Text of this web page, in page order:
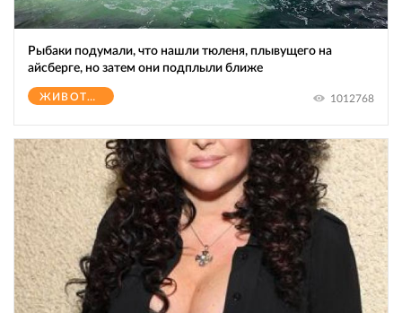
Рыбаки подумали, что нашли тюленя, плывущего на
айсберге, но затем они подплыли ближе
ЖИВОТНЫЕ 1012768